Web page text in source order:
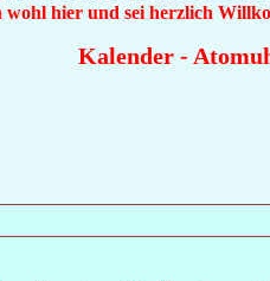
wohl hier und sei herzlich
Kalender -